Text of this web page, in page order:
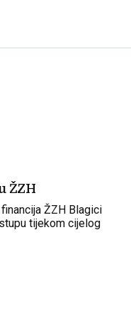
ŽZH
ŽZH Blagici
tijekom cijelog